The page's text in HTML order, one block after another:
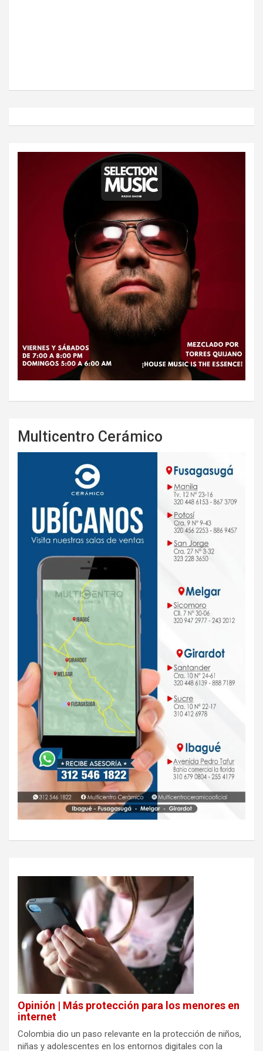
Multicentro Cerámico
Opinión | Más protección para los menores en
internet
Colombia dio un paso relevante en la protección de niños,
niñas y adolescentes en los entornos digitales con la